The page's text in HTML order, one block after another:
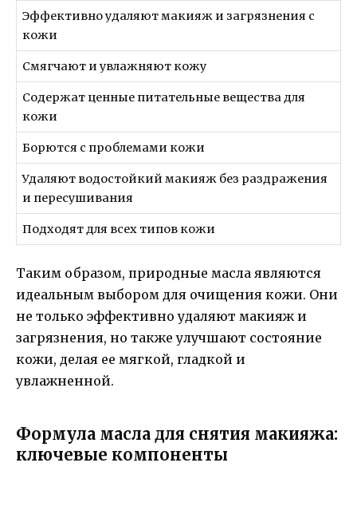
Эффективно удаляют макияж и загрязнения с
кожи
Смягчают и увлажняют кожу
Содержат ценные питательные вещества для
кожи
Борются с проблемами кожи
Удаляют водостойкий макияж без раздражения
и пересушивания
Подходят для всех типов кожи
Таким образом, природные масла являются
идеальным выбором для очищения кожи. Они
не только эффективно удаляют макияж и
загрязнения, но также улучшают состояние
кожи, делая ее мягкой, гладкой и
увлажненной.
Формула масла для снятия макияжа:
ключевые компоненты